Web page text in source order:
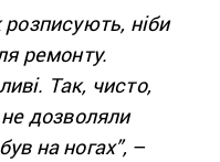
розписують, ніби
ремонту.
Так, чисто,
дозволяли
на ногах”, –